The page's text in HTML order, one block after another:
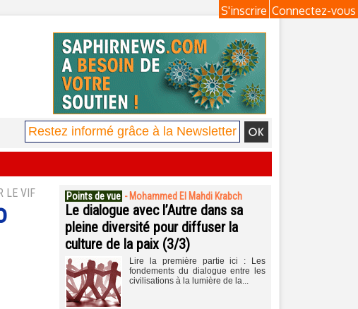
Connectez-vous
S'inscrire
LE VIF Points de vue - Mohammed El Mahdi Krabch
Le dialogue avec l’Autre dans sa
pleine diversité pour diffuser la
culture de la paix (3/3)
Lire la première partie ici : Les
fondements du dialogue entre les
civilisations à la lumière de la...